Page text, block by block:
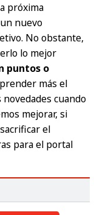
próxima
nuevo
No obstante,
lo mejor
puntos o
más el
cuando
mejorar, si
el
para el portal